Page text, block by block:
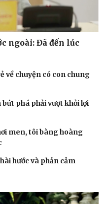
ngoài: Đã đến lúc
về chuyện có con chung
phá phải vượt khỏi lợi
men, tôi bàng hoàng
hước và phản cảm